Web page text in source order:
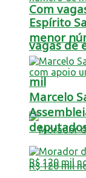
Com
vagas de
mil
Espírito
menor
Marcelo